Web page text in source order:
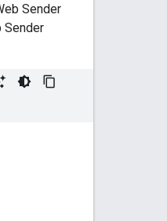
Sender
Sender